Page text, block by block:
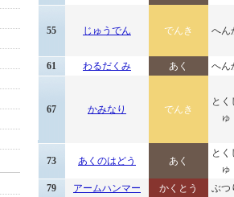
55 じゅうでん でんき へん
61 わるだくみ あく へん
67 かみなり でんき
とく
ゅ
73 あくのはどう あく
とく
ゅ
79
アームハンマー かくとう ぶつ